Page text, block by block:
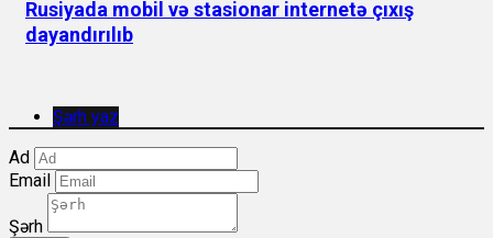
Rusiyada mobil və stasionar internetə çıxış
dayandırılıb
Şərh yaz
Ad
Email
Şərh